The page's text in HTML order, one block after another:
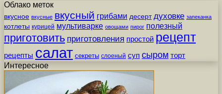
Облако меток
вкусное вкусные вкусный грибами десерт духовке запеканка
котлеты курицей мультиварке овощами пирог полезный
приготовить приготовления простой рецепт
рецепты салат секреты слоеный суп сыром торт
Интересное